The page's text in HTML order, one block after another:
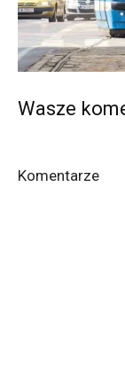
Wasze
Komentarze